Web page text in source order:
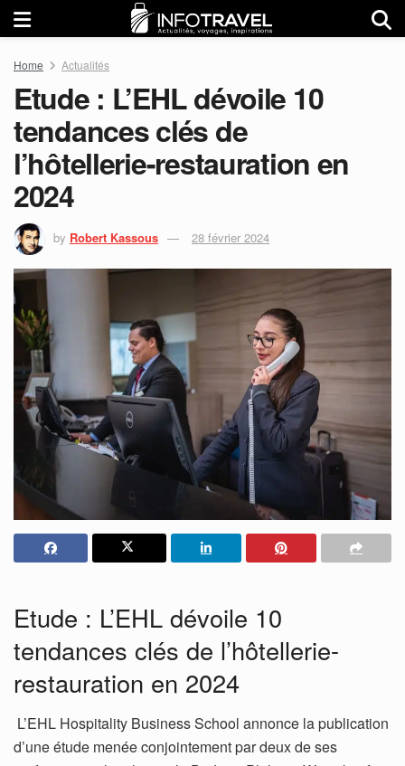
Home Actualités
Etude : L’EHL dévoile 10
tendances clés de
l’hôtellerie-restauration en
2024
by Robert Kassous 28 février 2024
Etude : L’EHL dévoile 10
tendances clés de l’hôtellerie-
restauration en 2024
L’EHL Hospitality Business School annonce la publication
d’une étude menée conjointement par deux de ses